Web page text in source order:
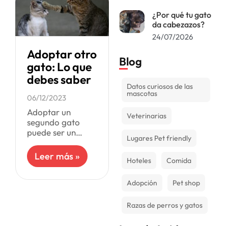
Adoptar otro
gato: Lo que
debes saber
06/12/2023
Adoptar un
segundo gato
puede ser un
desafiante. Si ya
eres dueño de
que hayas
Leer más »
¿Por qué tu gato
da cabezazos?
24/07/2026
Blog
Datos curiosos de las
mascotas
Veterinarias
Lugares Pet friendly
Hoteles Comida
Adopción Pet shop
Razas de perros y gatos